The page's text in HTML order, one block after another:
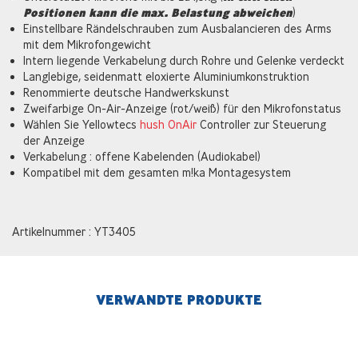
Positionen kann die max. Belastung abweichen)
Einstellbare Rändelschrauben zum Ausbalancieren des Arms
mit dem Mikrofongewicht
Intern liegende Verkabelung durch Rohre und Gelenke verdeckt
Langlebige, seidenmatt eloxierte Aluminiumkonstruktion
Renommierte deutsche Handwerkskunst
Zweifarbige On-Air-Anzeige (rot/weiß) für den Mikrofonstatus
Wählen Sie Yellowtecshush OnAir Controller zur Steuerung
der Anzeige
Verkabelung : offene Kabelenden (Audiokabel)
Kompatibel mit dem gesamten m!ka Montagesystem
Artikelnummer : YT3405
VERWANDTE PRODUKTE